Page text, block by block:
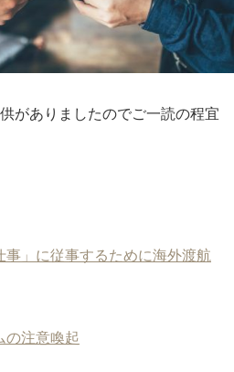
がありましたのでご一読の程宜
事」に従事するために海外渡航
の注意喚起